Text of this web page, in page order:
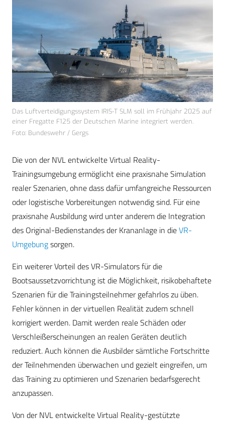
Das Luftverteidigungssystem IRIS-T SLM soll im Frühjahr 2025 auf
einer Fregatte F125 der Deutschen Marine integriert werden.
Foto: Bundeswehr / Gergs
Die von der NVL entwickelte Virtual Reality-
Trainingsumgebung ermöglicht eine praxisnahe Simulation
realer Szenarien, ohne dass dafür umfangreiche Ressourcen
oder logistische Vorbereitungen notwendig sind. Für eine
praxisnahe Ausbildung wird unter anderem die Integration
des Original-Bedienstandes der Krananlage in dieVR-
Umgebungsorgen.
Ein weiterer Vorteil des VR-Simulators für die
Bootsaussetzvorrichtung ist die Möglichkeit, risikobehaftete
Szenarien für die Trainingsteilnehmer gefahrlos zu üben.
Fehler können in der virtuellen Realität zudem schnell
korrigiert werden. Damit werden reale Schäden oder
Verschleißerscheinungen an realen Geräten deutlich
reduziert. Auch können die Ausbilder sämtliche Fortschritte
der Teilnehmenden überwachen und gezielt eingreifen, um
das Training zu optimieren und Szenarien bedarfsgerecht
anzupassen.
Von der NVL entwickelte Virtual Reality-gestützte